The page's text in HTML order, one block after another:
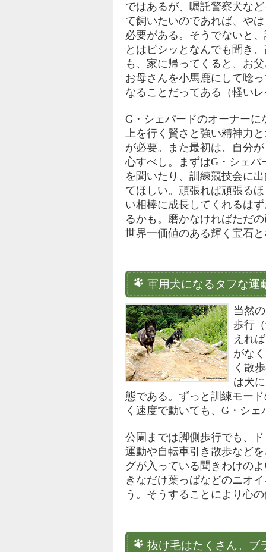
ではあるが、嘱託警察犬な
て飼いたいのであれば、や
必要がある。そうでないと
とはピシッとなんでも聞き
も、家に帰ってくると、お
お母さんを小馬鹿にして唸
なることだってある（軽い
G・シェパードのオーナー
上を行く賢さと強い精神力
が必要。また最初は、自分
心すべし。まずはG・シェ
を聞いたり、訓練競技会に
てほしい。頑張れば頑張る
い相棒に成長してくれるは
るかも。磨かなければただ
世界一価値のある輝く宝石
軍用犬になるタフな運
当然
歩行
えれ
がな
く散
は犬
態である。ずっと訓練モー
く速度で動いても、G・シ
公園までは脚側歩行でも、
運動や自転車引き散歩など
グが入っている聞きわけの
きなだけ葉っぱなどのニオ
う。そうすることにより心
抜け毛はたくさん。ブ